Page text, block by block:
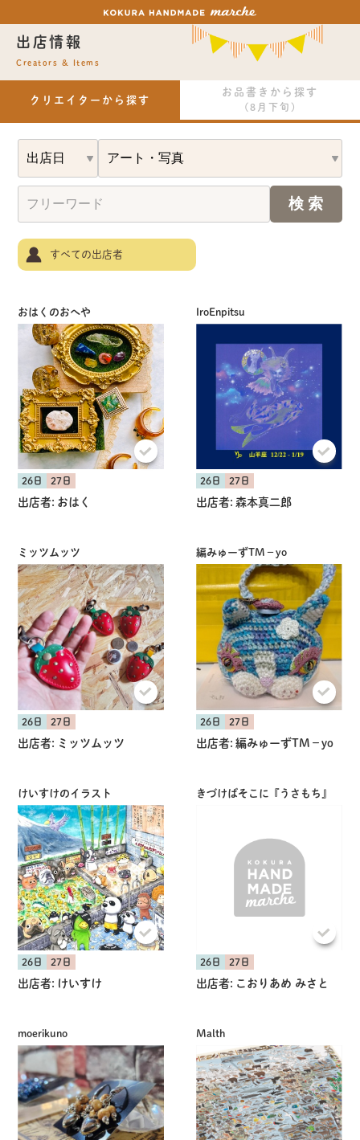
出店情報
Creators & Items
クリエイターから探す
お品書きから探す
(8月下旬)
すべての出店者
おはくのおへや
26日 27日
出店者: おはく
IroEnpitsu
26日 27日
出店者: 森本真二郎
ミッツムッツ
26日 27日
出店者: ミッツムッツ
編みゅーずTM−yo
26日 27日
出店者: 編みゅーずTM−yo
けいすけのイラスト
26日 27日
出店者: けいすけ
きづけばそこに『うさもち』
26日 27日
出店者: こおりあめ みさと
moerikuno Malth